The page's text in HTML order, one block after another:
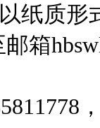
纸质
箱
，